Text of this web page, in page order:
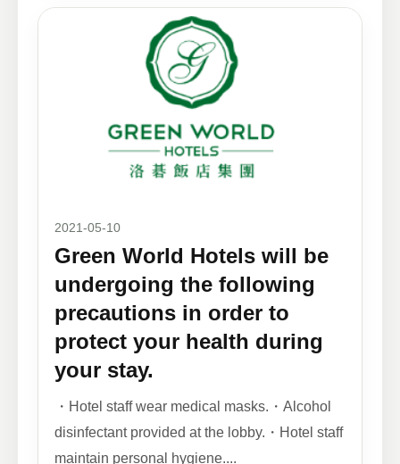
2021-05-10
Green World Hotels will be
undergoing the following
precautions in order to
protect your health during
your stay.
・Hotel staff wear medical masks.・Alcohol
disinfectant provided at the lobby.・Hotel staff
maintain personal hygiene....